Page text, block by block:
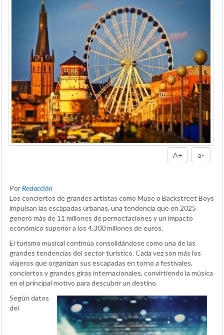
A+ a-
PorRedacción
Los conciertos de grandes artistas como Muse o Backstreet Boys
impulsan las escapadas urbanas, una tendencia que en 2025
generó más de 11 millones de pernoctaciones y un impacto
económico superior a los 4.300 millones de euros.
El turismo musical continúa consolidándose como una de las
grandes tendencias del sector turístico. Cada vez son más los
viajeros que organizan sus escapadas en torno a festivales,
conciertos y grandes giras internacionales, convirtiendo la música
en el principal motivo para descubrir un destino.
Según datos
del